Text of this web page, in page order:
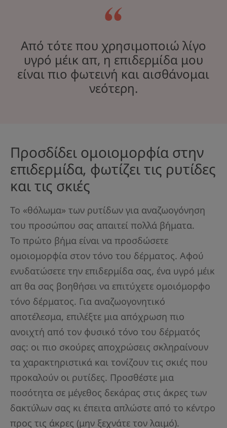
Από τότε που χρησιμοποιώ λίγο
υγρό μέικ απ, η επιδερμίδα μου
είναι πιο φωτεινή και αισθάνομαι
νεότερη.
Προσδίδει ομοιομορφία στην
επιδερμίδα, φωτίζει τις ρυτίδες
και τις σκιές
Το «θόλωμα» των ρυτίδων για αναζωογόνηση
του προσώπου σας απαιτεί πολλά βήματα.
Το πρώτο βήμα είναι να προσδώσετε
ομοιομορφία στον τόνο του δέρματος. Αφού
ενυδατώσετε την επιδερμίδα σας, ένα υγρό μέικ
απ θα σας βοηθήσει να επιτύχετε ομοιόμορφο
τόνο δέρματος. Για αναζωογονητικό
αποτέλεσμα, επιλέξτε μια απόχρωση πιο
ανοιχτή από τον φυσικό τόνο του δέρματός
σας: οι πιο σκούρες αποχρώσεις σκληραίνουν
τα χαρακτηριστικά και τονίζουν τις σκιές που
προκαλούν οι ρυτίδες. Προσθέστε μια
ποσότητα σε μέγεθος δεκάρας στις άκρες των
δακτύλων σας κι έπειτα απλώστε από το κέντρο
προς τις άκρες (μην ξεχνάτε τον λαιμό).